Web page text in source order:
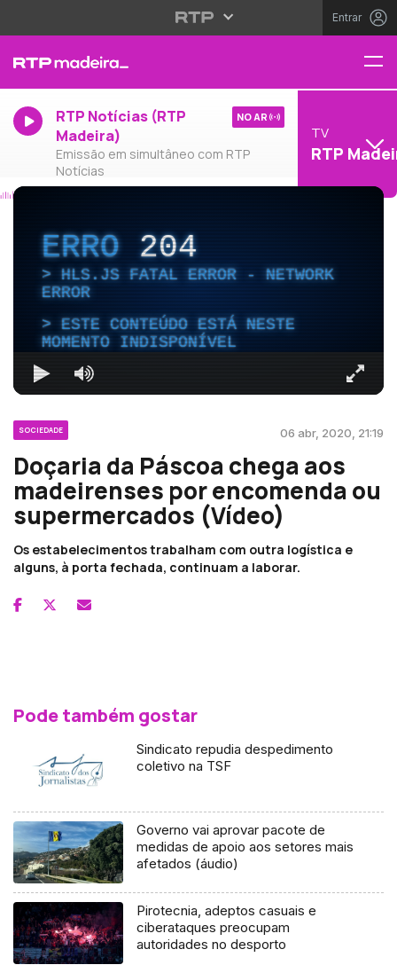
Entrar
RTP Notícias (RTP
Madeira)
Emissão em simultâneo com RTP
Notícias
NO AR
TV
RTP
ERRO204
HLS.JS FATAL ERROR - NETWORK
ERROR
ESTE CONTEÚDO ESTÁ NESTE
MOMENTO INDISPONÍVEL
SOCIEDADE 06 abr, 2020, 21:19
Doçaria da Páscoa chega aos
madeirenses por encomenda ou
supermercados (Vídeo)
Os estabelecimentos trabalham com outra logística e
alguns, à porta fechada, continuam a laborar.
Pode também gostar
Sindicato repudia despedimento
coletivo na TSF
Governo vai aprovar pacote de
medidas de apoio aos setores mais
afetados (áudio)
Pirotecnia, adeptos casuais e
ciberataques preocupam
autoridades no desporto